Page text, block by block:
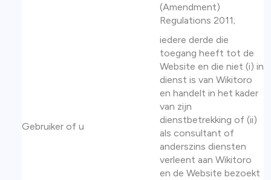
(Amendment)
Regulations 2011;
Gebruiker of u
iedere derde die
toegang heeft tot de
Website en die niet (i) in
dienst is van Wikitoro
en handelt in het kader
van zijn
dienstbetrekking of (ii)
als consultant of
anderszins diensten
verleent aan Wikitoro
en de Website bezoekt